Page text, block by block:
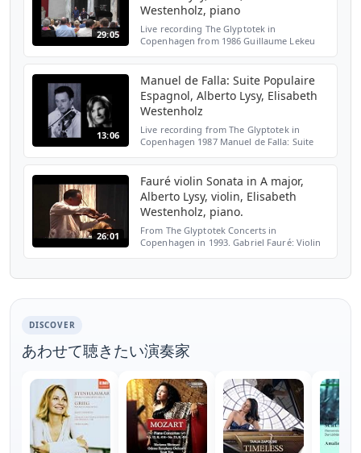
29:05
Westenholz, piano
Live recording The Glyptotek in
Copenhagen from 1986 Guillaume Lekeu
11.15 3: 21.26
13:06
Manuel de Falla: Suite Populaire
Espagnol, Alberto Lysy, Elisabeth
Westenholz
Live recording from The Glyptotek in
Copenhagen 1987 Manuel de Falla: Suite
piano Recorded by...
26:01
Fauré violin Sonata in A major,
Alberto Lysy, violin, Elisabeth
Westenholz, piano.
From The Glyptotek Concerts in
Copenhagen in 1993. Gabriel Fauré: Violin
movement: 00:02 2. movemen...
DISCOVER
あわせて聴きたい演奏家